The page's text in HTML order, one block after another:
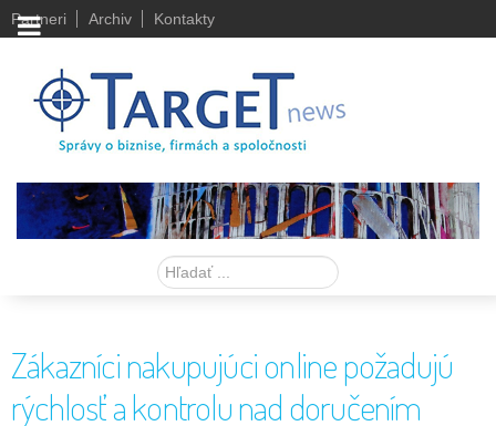
Partneri Archiv Kontakty
Hľadať
Zákazníci nakupujúci online požadujú
rýchlosť a kontrolu nad doručením